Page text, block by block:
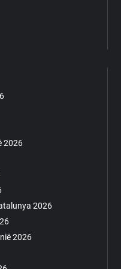
2026
2026
2026